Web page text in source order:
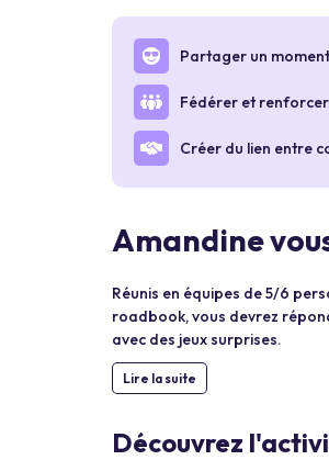
Partager un
Fédérer et
Créer du lien entre
Amandine
Réunis en équipes de 5/6
roadbook, vous devrez
avec des jeux surprises.
Lire la suite
Découvrez